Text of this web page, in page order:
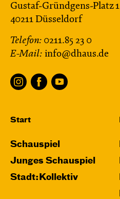
Gustaf-Gründgens-Platz 1
40211 Düsseldorf
Telefon: 0211.85 23 0
E-Mail: info@dhaus.de
Start
Schauspiel
Junges Schauspiel
Stadt:Kollektiv